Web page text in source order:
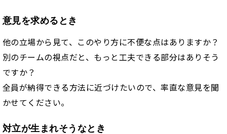
意見を求めるとき
他の立場から見て、このやり方に不便な点はありますか？
別のチームの視点だと、もっと工夫できる部分はありそう
ですか？
全員が納得できる方法に近づけたいので、率直な意見を聞
かせてください。
対立が生まれそうなとき